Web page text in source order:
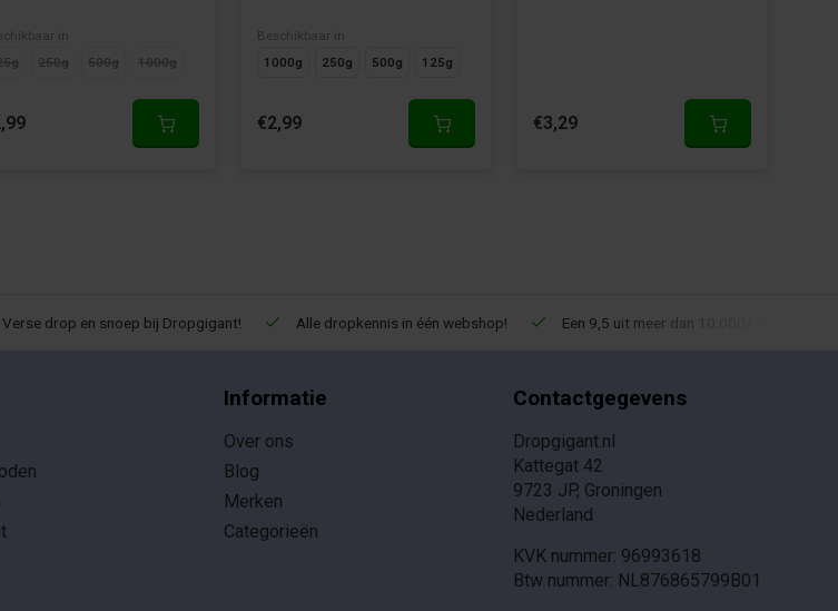
in
250g 500g 1000g
Beschikbaar in
1000g
250g 500g 125g
€2,99 €3,29
Verse drop en snoep bij Dropgigant! Alle dropkennis in één webshop! Een 9,5 uit meer dan 10.000+ reviews!
Informatie
Over ons
Blog
Merken
Categorieën
Contactgegevens
Dropgigant.nl
Kattegat 42
9723 JP, Groningen
Nederland
KVK nummer: 96993618
Btw nummer: NL876865799B01